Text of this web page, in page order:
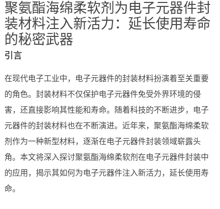
聚氨酯海绵柔软剂为电子元器件封
装材料注入新活力：延长使用寿命
的秘密武器
引言
在现代电子工业中，电子元器件的封装材料扮演着至关重要
的角色。封装材料不仅保护电子元器件免受外界环境的侵
害，还直接影响其性能和寿命。随着科技的不断进步，电子
元器件的封装材料也在不断演进。近年来，聚氨酯海绵柔软
剂作为一种新型材料，逐渐在电子元器件封装领域崭露头
角。本文将深入探讨聚氨酯海绵柔软剂在电子元器件封装中
的应用，揭示其如何为电子元器件注入新活力，延长使用寿
命。